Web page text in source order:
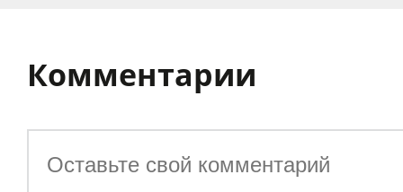
Комментарии